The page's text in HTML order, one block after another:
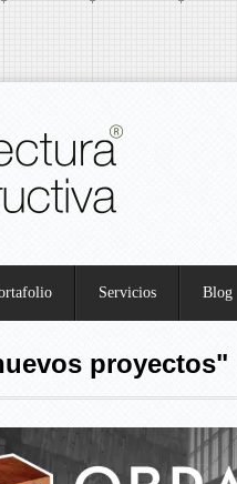
Servicios Blog
proyectos"